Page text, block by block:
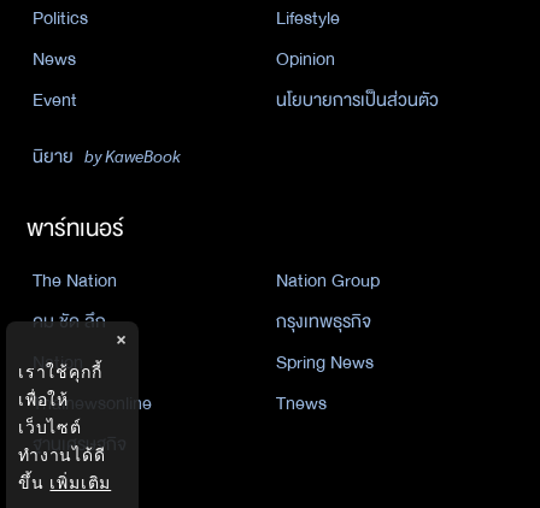
Politics
Lifestyle
News
Opinion
Event
นโยบายการเป็นส่วนตัว
นิยาย by KaweBook
พาร์ทเนอร์
The Nation
Nation Group
คม ชัด ลึก
กรุงเทพธุรกิจ
Nation
Spring News
Thainewsonline
Tnews
ฐานเศรษฐกิจ
×
เราใช้คุกกี้
เพื่อให้
เว็บไซต์
ทำงานได้ดี
ขึ้น เพิ่มเติม